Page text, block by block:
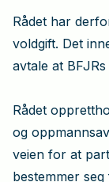
Rådet har
voldgift. Det
avtale at
Rådet
og
veien for at
bestemmer